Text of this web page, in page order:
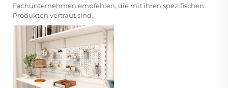
Fachunternehmen empfehlen, die mit ihren spezifischen
Produkten vertraut sind.